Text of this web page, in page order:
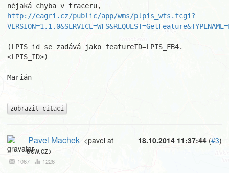
http://eagri.cz/public/app/wms/plpis_wfs.fcgi?
(LPIS id se zadává jako featureID=LPIS_FB4.
<LPIS_ID>)
Marián
zobrazit citaci
18.10.2014 11:37:44 (#3)
Pavel Machek <pavel at
ucw.cz>
1067 1226